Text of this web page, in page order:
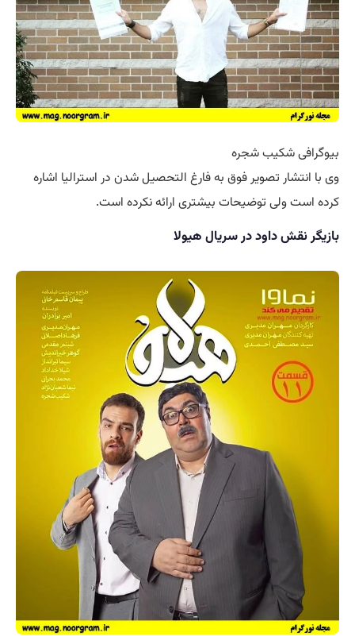
بیوگرافی شکیب شجره
وی با انتشار تصویر فوق به فارغ التحصیل شدن در استرالیا اشاره
کرده است ولی توضیحات بیشتری ارائه نکرده است.
بازیگر نقش داود در سریال هیولا